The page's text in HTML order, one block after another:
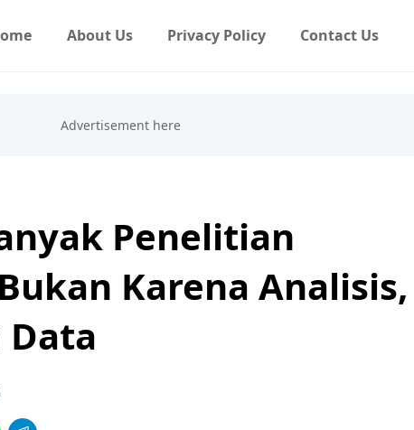
About Us Privacy Policy Contact Us
Penelitian
Karena Analisis,
Data